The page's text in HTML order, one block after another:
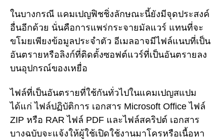
ในบางกรณี แคมเปญฟิชชิ่งลักษณะนี้ยังมีจุดประสงค์
อื่นอีกด้วย นั่นคือการแพร่กระจายมัลแวร์ แทนที่จะ
ขโมยเพียงข้อมูลประจำตัว อีเมลอาจมีไฟล์แนบที่เป็น
อันตรายหรือลิงก์ที่ติดตั้งซอฟต์แวร์ที่เป็นอันตรายลง
บนอุปกรณ์ของเหยื่อ
ไฟล์ที่เป็นอันตรายที่ใช้กันทั่วไปในแคมเปญสแปม
ได้แก่ ไฟล์ปฏิบัติการ เอกสาร Microsoft Office ไฟล์
ZIP หรือ RAR ไฟล์ PDF และไฟล์สคริปต์ เอกสาร
บางฉบับจะแจ้งให้ผู้ใช้เปิดใช้งานมาโครหรือเนื้อหา